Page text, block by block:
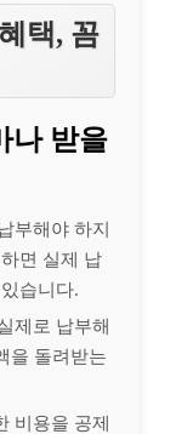
택, 꼼
나 받을
부해야 하지
면 실제 납
습니다.
제로 납부해
을 돌려받는
비용을 공제